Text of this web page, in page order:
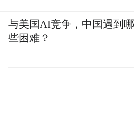
与美国AI竞争，中国遇到哪
些困难？